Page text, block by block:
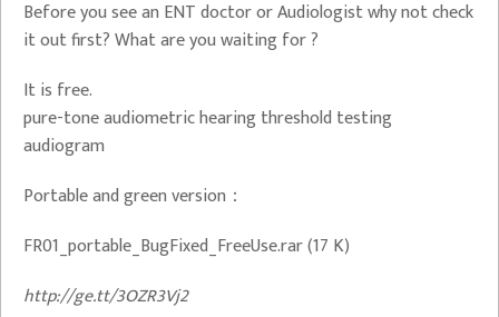
Before you see an ENT doctor or Audiologist why not check
it out first? What are you waiting for ?
It is free.
pure-tone audiometric hearing threshold testing
audiogram
Portable and green version：
FR01_portable_BugFixed_FreeUse.rar (17 K)
http://ge.tt/3OZR3Vj2